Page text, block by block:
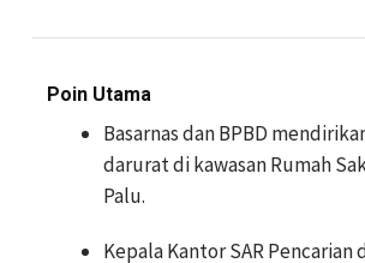
Poin Utama
Basarnas dan BPBD
darurat di kawasan Rumah
Palu.
Kepala Kantor SAR Pencarian